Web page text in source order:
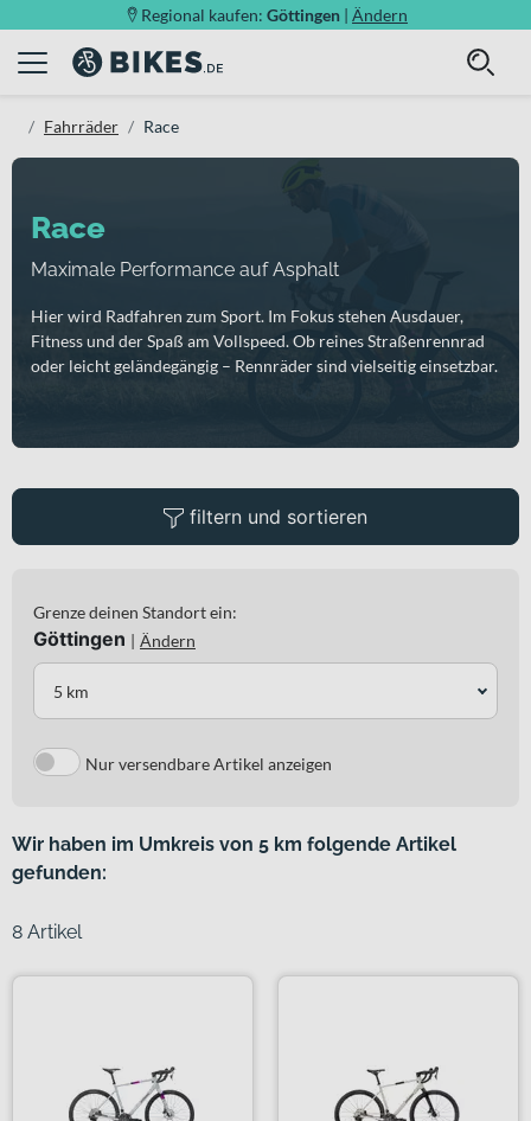
Regional kaufen: Göttingen | Ändern
Fahrräder Race
Race
Maximale Performance auf Asphalt
Hier wird Radfahren zum Sport. Im Fokus stehen Ausdauer,
Fitness und der Spaß am Vollspeed. Ob reines Straßenrennrad
oder leicht geländegängig – Rennräder sind vielseitig einsetzbar.
filtern und sortieren
Grenze deinen Standort ein:
Göttingen | Ändern
5 km
Nur versendbare Artikel anzeigen
Wir haben im Umkreis von 5 km folgende Artikel
gefunden:
8 Artikel